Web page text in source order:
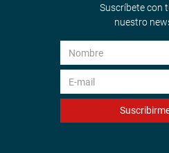
Suscríbete con
nuestro